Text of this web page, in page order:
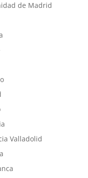
de Madrid
Valladolid